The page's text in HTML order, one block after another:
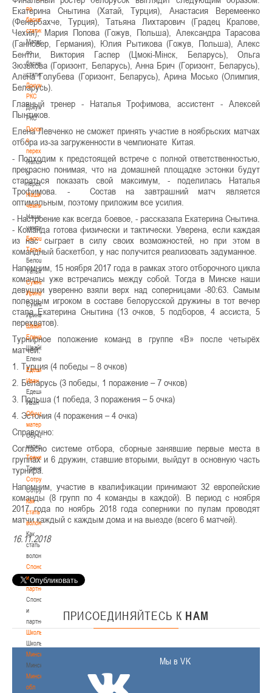
по
баскетбольной
статистике
Материалы
по
баскетбольной
статистике
Документы
РКС
Документы
РКС
Положение
о
переходах
Положение
о
переходах
Наши
чемпионы
Наши
чемпионы
Белошапко
Татьяна
Белошапко
Татьяна
Сумникова
Ирина
Сумникова
Ирина
Швайбович
Елена
Швайбович
Елена
Едешко
Иван
Едешко
Иван
Обучающие
материалы
Обучающие
материалы
Тренерам
Тренерам
Сотрудничество
Сотрудничество
Как
стать
волонтером
Как
стать
волонтером
Спонсоры
и
партнеры
Спонсоры
и
партнеры
Школы
Школы
Минск
Минск
Минская
обл
Екатерина Снытина (Хатай, Турция), Анастасия Веремеенко
(Фенербахче, Турция), Татьяна Лихтарович (Градец Кралове,
Чехия), Мария Попова (Гожув, Польша), Александра Тарасова
(Ганновер, Германия), Юлия Рытикова (Гожув, Польша), Алекс
Бентли, Виктория Гаспер (Цмокi-Мiнск, Беларусь), Ольга
Зюзькова (Горизонт, Беларусь), Анна Брич (Горизонт, Беларусь),
Алёна Голубева (Горизонт, Беларусь), Арина Мосько (Олимпия,
Беларусь).
Главный тренер - Наталья Трофимова, ассистент - Алексей
Пынтиков.
Елена Левченко не сможет принять участие в ноябрьских матчах
отбора из-за загруженности в чемпионате Китая.
- Подходим к предстоящей встрече с полной ответственностью,
прекрасно понимая, что на домашней площадке эстонки будут
стараться показать свой максимум, - поделилась Наталья
Трофимова. - Состав на завтрашний матч является
оптимальным, поэтому приложим все усилия.
- Настроение как всегда боевое, - рассказала Екатерина Снытина.
- Команда готова физически и тактически. Уверена, если каждая
из нас сыграет в силу своих возможностей, но при этом в
командный баскетбол, у нас получится реализовать задуманное.
Напомним, 15 ноября 2017 года в рамках этого отборочного цикла
команды уже встречались между собой. Тогда в Минске наши
девушки уверенно взяли верх над соперницами -80:63. Самым
полезным игроком в составе белорусской дружины в тот вечер
стала Екатерина Снытина (13 очков, 5 подборов, 4 ассиста, 5
перехватов).
Турнирное положение команд в группе «В» после четырёх
матчей:
1. Турция (4 победы – 8 очков)
2. Беларусь (3 победы, 1 поражение – 7 очков)
3. Польша (1 победа, 3 поражения – 5 очка)
4. Эстония (4 поражения – 4 очка)
Справочно:
Согласно системе отбора, сборные занявшие первые места в
группах и 6 дружин, ставшие вторыми, выйдут в основную часть
турнира.
Напомним, участие в квалификации принимают 32 европейские
команды (8 групп по 4 команды в каждой). В период с ноября
2017 года по ноябрь 2018 года соперники по пулам проводят
матчи каждый с каждым дома и на выезде (всего 6 матчей).
16.11.2018
ПРИСОЕДИНЯЙТЕСЬ К НАМ
Мы в VK